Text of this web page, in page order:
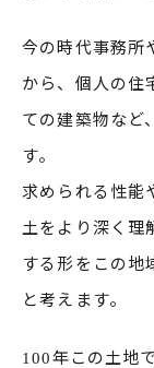
今の時代事務所
から、個人の住
ての建築物など
す。
求められる性能
土をより深く理
する形をこの地
と考えます。
100年この土地